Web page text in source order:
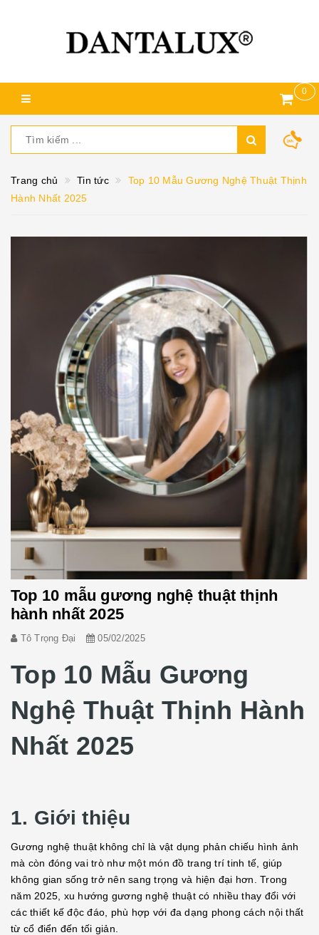
0
Trang chủ Tin tức
Top 10 Mẫu Gương Nghệ Thuật Thịnh
Hành Nhất 2025
Top 10 mẫu gương nghệ thuật thịnh
hành nhất 2025
Tô Trọng Đại 05/02/2025
Top 10 Mẫu Gương
Nghệ Thuật Thịnh Hành
Nhất 2025
1. Giới thiệu
Gương nghệ thuật không chỉ là vật dụng phản chiếu hình ảnh
mà còn đóng vai trò như một món đồ trang trí tinh tế, giúp
không gian sống trở nên sang trọng và hiện đại hơn. Trong
năm 2025, xu hướng gương nghệ thuật có nhiều thay đổi với
các thiết kế độc đáo, phù hợp với đa dạng phong cách nội thất
từ cổ điển đến tối giản.